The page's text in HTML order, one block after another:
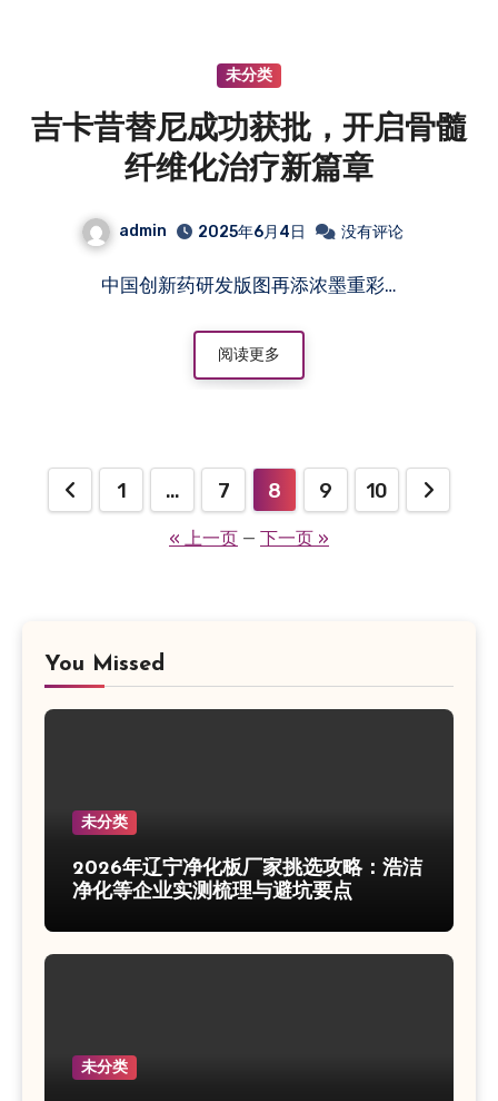
未分类
吉卡昔替尼成功获批，开启骨髓
纤维化治疗新篇章
admin 2025年6月4日 没有评论
中国创新药研发版图再添浓墨重彩…
阅读更多
1 … 7 8 9 10
« 上一页 — 下一页 »
You Missed
未分类
2026年辽宁净化板厂家挑选攻略：浩洁
净化等企业实测梳理与避坑要点
未分类